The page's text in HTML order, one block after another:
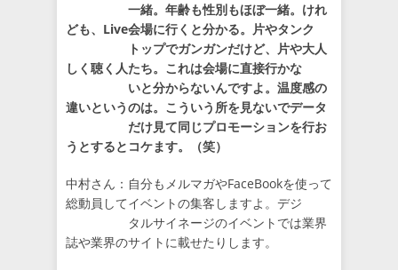
一緒。年齢も性別もほぼ一緒。けれ
ども、Live会場に行くと分かる。片やタンク
トップでガンガンだけど、片や大人
しく聴く人たち。これは会場に直接行かな
いと分からないんですよ。温度感の
違いというのは。こういう所を見ないでデータ
だけ見て同じプロモーションを行お
うとするとコケます。（笑）
中村さん：自分もメルマガやFaceBookを使って
総動員してイベントの集客しますよ。デジ
タルサイネージのイベントでは業界
誌や業界のサイトに載せたりします。